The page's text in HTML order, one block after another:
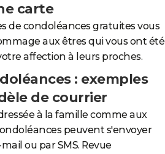
carte
de condoléances gratuites vous
aux êtres qui vous ont été
affection à leurs proches.
: exemples
de courrier
à la famille comme aux
peuvent s'envoyer
ou par SMS. Revue